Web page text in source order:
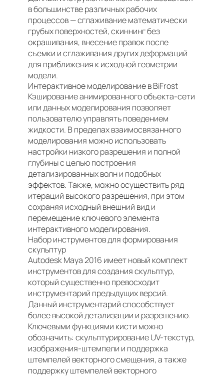
в большинстве различных рабочих
процессов — сглаживание математически
грубых поверхностей, скиннинг без
окрашивания, внесение правок после
съемки и сглаживания других деформаций
для приближения к исходной геометрии
модели.
Интерактивное моделирование в BiFrost
Кэширование анимированного объекта-сети
или данных моделирования позволяет
пользователю управлять поведением
жидкости. В пределах взаимосвязанного
моделирования можно использовать
настройки низкого разрешения и полной
глубины с целью построения
детализированных волн и подобных
эффектов. Также, можно осуществить ряд
итераций высокого разрешения, при этом
сохраняя исходный внешний вид и
перемещение ключевого элемента
интерактивного моделирования.
Набор инструментов для формирования
скульптур
Autodesk Maya 2016 имеет новый комплект
инструментов для создания скульптур,
который существенно превосходит
инструментарий предыдущих версий.
Данный инструментарий способствует
более высокой детализации и разрешению.
Ключевыми функциями кисти можно
обозначить: скульптурирование UV-текстур,
изображения-штемпели и поддержка
штемпелей векторного смещения, а также
поддержку штемпелей векторного